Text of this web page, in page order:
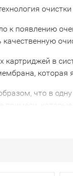
к появлению
в
что в
формах -
а